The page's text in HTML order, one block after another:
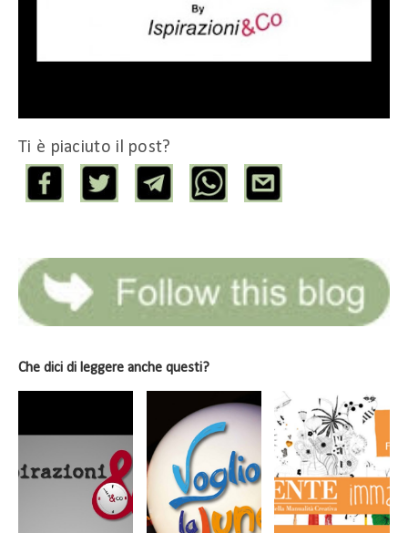
Ti è piaciuto il post?
Che dici di leggere anche questi?